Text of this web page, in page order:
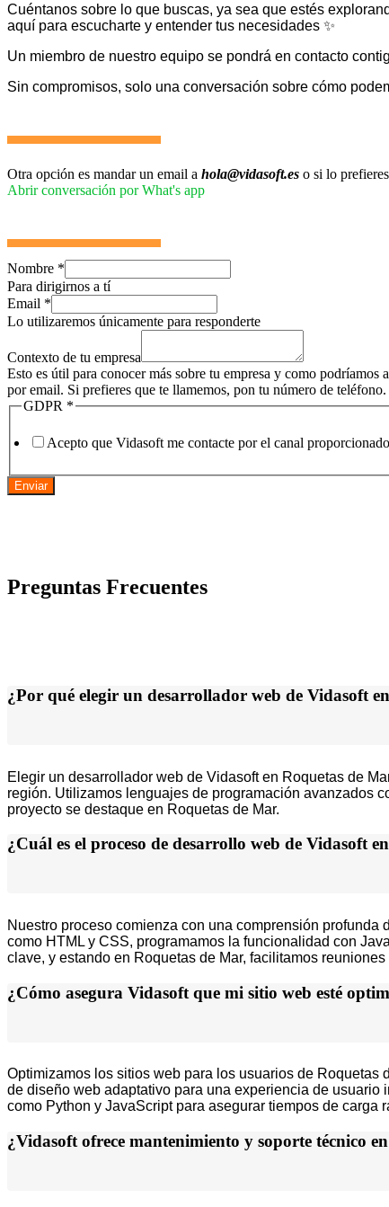
Cuéntanos sobre lo que buscas, ya sea que estés
aquí para escucharte y entender tus necesidades ✨
Un miembro de nuestro equipo se pondrá en contacto
Sin compromisos, solo una conversación sobre cómo
Otra opción es mandar un email a hola@vidasoft.es o si lo
Abrir conversación por What's app
Nombre *
Para dirigirnos a tí
Email *
Lo utilizaremos únicamente para responderte
Contexto de tu empresa
Esto es útil para conocer más sobre tu empresa y como
por email. Si prefieres que te llamemos, pon tu número de teléfono.
GDPR *
Acepto que Vidasoft me contacte por el canal proporcionado
Enviar
Preguntas Frecuentes
¿Por qué elegir un desarrollador web de Vidasoft
Elegir un desarrollador web de Vidasoft en Roquetas de
región. Utilizamos lenguajes de programación avanzados
proyecto se destaque en Roquetas de Mar.
¿Cuál es el proceso de desarrollo web de Vidasoft
Nuestro proceso comienza con una comprensión
como HTML y CSS, programamos la funcionalidad con
clave, y estando en Roquetas de Mar, facilitamos
¿Cómo asegura Vidasoft que mi sitio web esté
Optimizamos los sitios web para los usuarios de
de diseño web adaptativo para una experiencia de
como Python y JavaScript para asegurar tiempos de carga
¿Vidasoft ofrece mantenimiento y soporte técnico